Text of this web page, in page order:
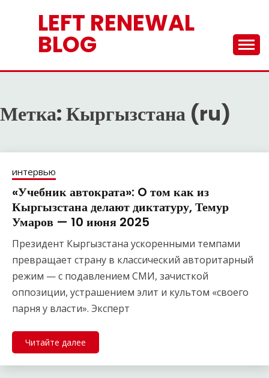
содержимомуLEFT RENEWAL
BLOG
Метка:Кыргызстана (ru)
интервью
«Учебник автократа»: O том как из
Кыргызстана делают диктатуру, Темур
Умаров — 10 июня 2025
Президент Кыргызстана ускоренными темпами
превращает страну в классический авторитарный
режим — с подавлением СМИ, зачисткой
оппозиции, устрашением элит и культом «своего
парня у власти». Эксперт
Читайте далее